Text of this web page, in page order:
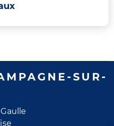
SUR-